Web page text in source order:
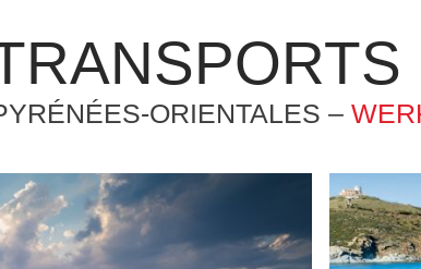
ORIENTALES –